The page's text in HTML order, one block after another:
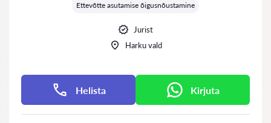
Ettevõtte asutamise õigusnõustamine
Jurist
Harku vald
Helista Kirjuta